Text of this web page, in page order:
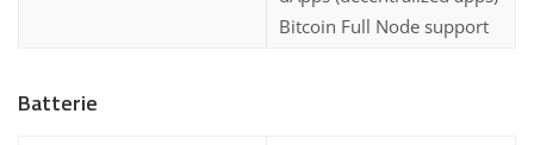
Bitcoin Full Node support
Batterie